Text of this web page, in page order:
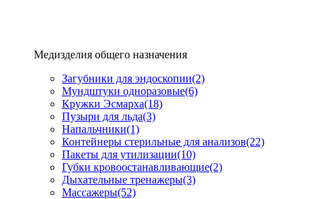
Медизделия общего назначения
Загубники для эндоскопии(2)
Мундштуки одноразовые(6)
Кружки Эсмарха(18)
Пузыри для льда(3)
Напальчники(1)
Контейнеры стерильные для анализов(22)
Пакеты для утилизации(10)
Губки кровоостанавливающие(2)
Дыхательные тренажеры(3)
Массажеры(52)